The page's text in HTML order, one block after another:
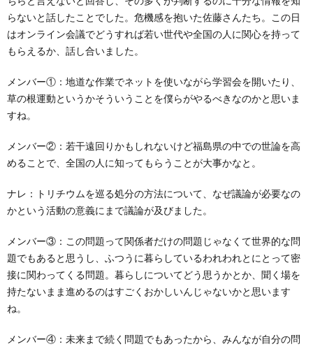
らないと話したことでした。危機感を抱いた佐藤さんたち。この日
はオンライン会議でどうすれば若い世代や全国の人に関心を持って
もらえるか、話し合いました。
メンバー①：地道な作業でネットを使いながら学習会を開いたり、
草の根運動というかそういうことを僕らがやるべきなのかと思いま
すね。
メンバー②：若干遠回りかもしれないけど福島県の中での世論を高
めることで、全国の人に知ってもらうことが大事かなと。
ナレ：トリチウムを巡る処分の方法について、なぜ議論が必要なの
かという活動の意義にまで議論が及びました。
メンバー③：この問題って関係者だけの問題じゃなくて世界的な問
題でもあると思うし、ふつうに暮らしているわれわれとにとって密
接に関わってくる問題。暮らしについてどう思うかとか、聞く場を
持たないまま進めるのはすごくおかしいんじゃないかと思います
ね。
メンバー④：未来まで続く問題でもあったから、みんなが自分の問